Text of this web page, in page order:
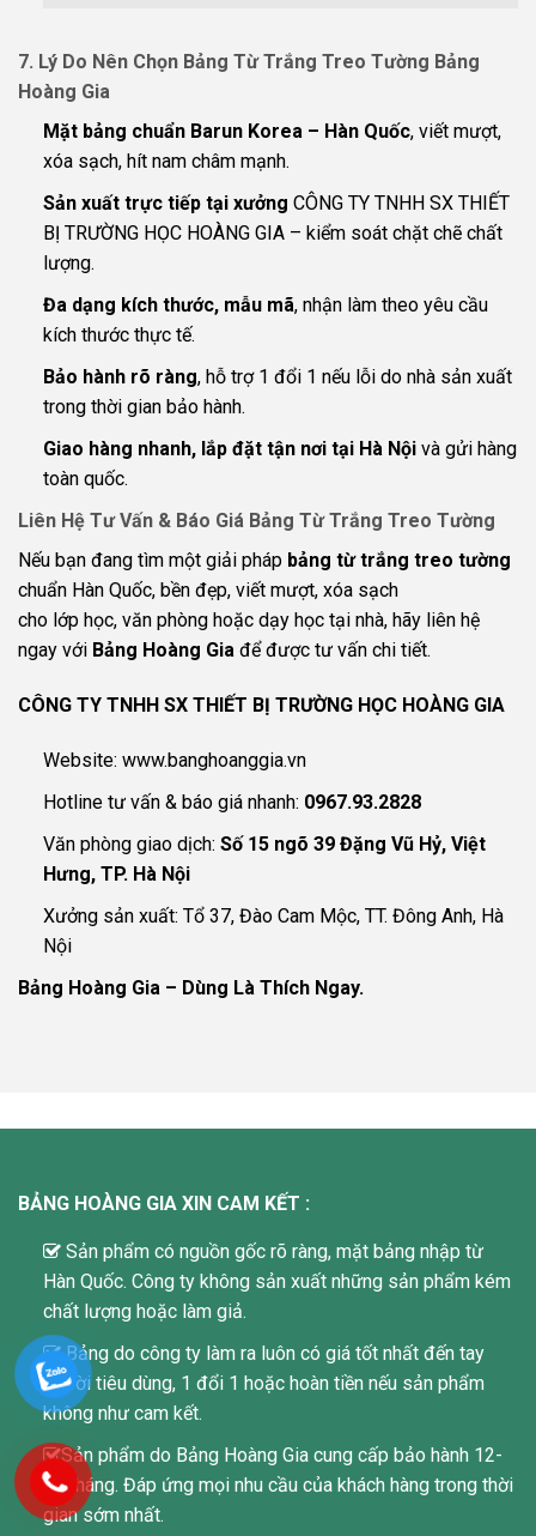
7. Lý Do Nên Chọn Bảng Từ Trắng Treo Tường Bảng
Hoàng Gia
Mặt bảng chuẩn Barun Korea – Hàn Quốc, viết mượt,
xóa sạch, hít nam châm mạnh.
Sản xuất trực tiếp tại xưởng CÔNG TY TNHH SX THIẾT
BỊ TRƯỜNG HỌC HOÀNG GIA – kiểm soát chặt chẽ chất
lượng.
Đa dạng kích thước, mẫu mã, nhận làm theo yêu cầu
kích thước thực tế.
Bảo hành rõ ràng, hỗ trợ 1 đổi 1 nếu lỗi do nhà sản xuất
trong thời gian bảo hành.
Giao hàng nhanh, lắp đặt tận nơi tại Hà Nộivà gửi hàng
toàn quốc.
Liên Hệ Tư Vấn & Báo Giá Bảng Từ Trắng Treo Tường
Nếu bạn đang tìm một giải pháp bảng từ trắng treo tường
chuẩn Hàn Quốc, bền đẹp, viết mượt, xóa sạch
cho lớp học, văn phòng hoặc dạy học tại nhà, hãy liên hệ
ngay với Bảng Hoàng Gia để được tư vấn chi tiết.
CÔNG TY TNHH SX THIẾT BỊ TRƯỜNG HỌC HOÀNG GIA
Website: www.banghoanggia.vn
Hotline tư vấn & báo giá nhanh: 0967.93.2828
Văn phòng giao dịch: Số 15 ngõ 39 Đặng Vũ Hỷ, Việt
Hưng, TP. Hà Nội
Xưởng sản xuất: Tổ 37, Đào Cam Mộc, TT. Đông Anh, Hà
Nội
Bảng Hoàng Gia – Dùng Là Thích Ngay.
BẢNG HOÀNG GIA XIN CAM KẾT :
Sản phẩm có nguồn gốc rõ ràng, mặt bảng nhập từ
Hàn Quốc. Công ty không sản xuất những sản phẩm kém
chất lượng hoặc làm giả.
Bảng do công ty làm ra luôn có giá tốt nhất đến tay
người tiêu dùng, 1 đổi 1 hoặc hoàn tiền nếu sản phẩm
không như cam kết.
Sản phẩm do Bảng Hoàng Gia cung cấp bảo hành 12-
18 tháng. Đáp ứng mọi nhu cầu của khách hàng trong thời
gian sớm nhất.